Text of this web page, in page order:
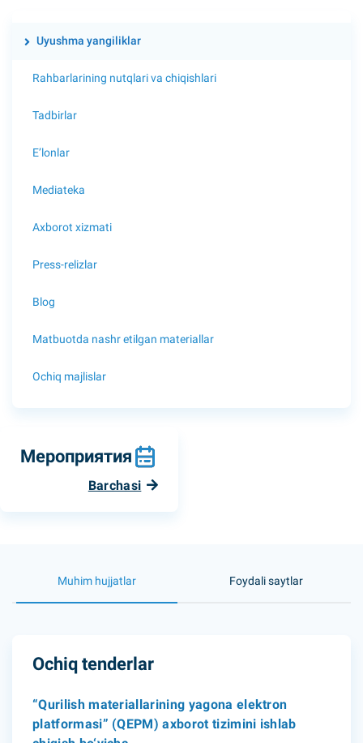
Uyushma yangiliklar
Rahbarlarining nutqlari va chiqishlari
Tadbirlar
E’lonlar
Mediateka
Axborot xizmati
Press-relizlar
Blog
Matbuotda nashr etilgan materiallar
Ochiq majlislar
Мероприятия
Barchasi
Muhim hujjatlar Foydali saytlar
Ochiq tenderlar
“Qurilish materiallarining yagona elektron
platformasi” (QEPM) axborot tizimini ishlab